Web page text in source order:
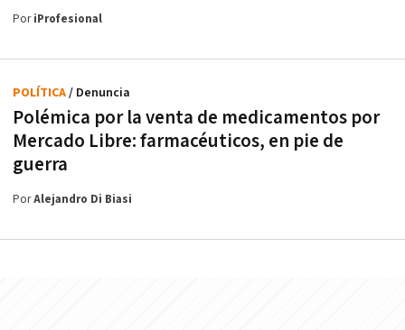
PoriProfesional
Polémica por la venta de medicamentos por
Mercado Libre: farmacéuticos, en pie de
guerra
POLÍTICA/ Denuncia
PorAlejandro Di Biasi